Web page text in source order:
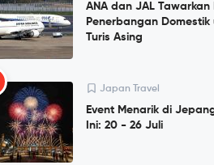
ANA dan JAL Tawarkan
Penerbangan Domestik
Turis Asing
Japan Travel
Event Menarik di
Ini: 20 - 26 Juli